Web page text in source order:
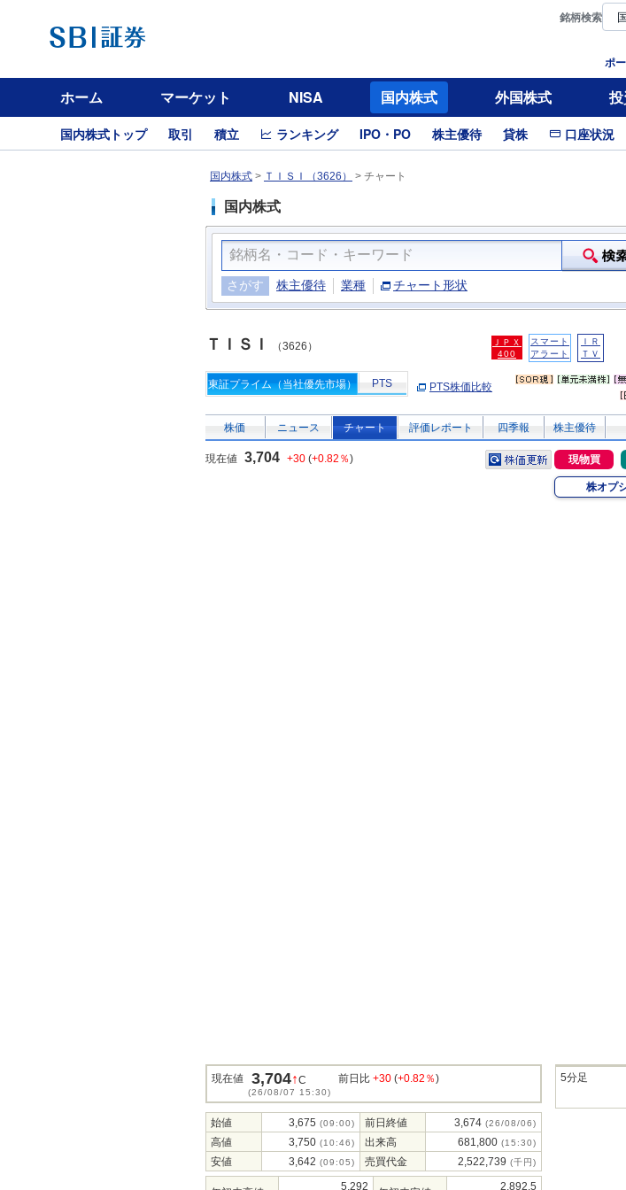
銘柄検索
ポ
ホーム マーケット NISA 国内株式 外国株式
国内株式トップ 取引 積立 ランキング IPO・PO 株主優待 貸株 口座状況
国内株式 > ＴＩＳＩ（3626） > チャート
国内株式
さがす 株主優待 業種 チャート形状
ＴＩＳＩ （3626）
ＪＰＸ
400
スマート
アラート
ＩＲ
ＴＶ
東証プライム（当社優先市場） PTS PTS株価比較
株価 ニュース チャート 評価レポート 四季報 株主優待
現在値 3,704 +30 (+0.82％) 現物買
株オプ
現在値 3,704↑C
(26/08/07 15:30)
前日比 +30 (+0.82％)
始値 3,675 (09:00) 前日終値 3,674 (26/08/06)
高値 3,750 (10:46) 出来高 681,800 (15:30)
安値 3,642 (09:05) 売買代金 2,522,739 (千円)
5,292 2,892.5
5分足